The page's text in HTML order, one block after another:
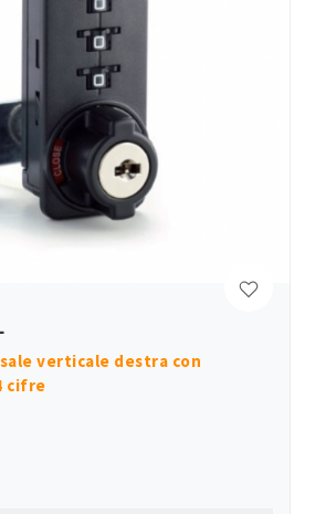
verticale destra con
cifre